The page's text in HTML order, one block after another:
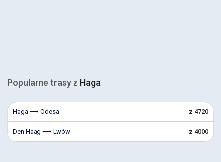
Popularne trasy z Haga
Haga ⟶ Odesa z 4720
Den Haag ⟶ Lwów z 4000